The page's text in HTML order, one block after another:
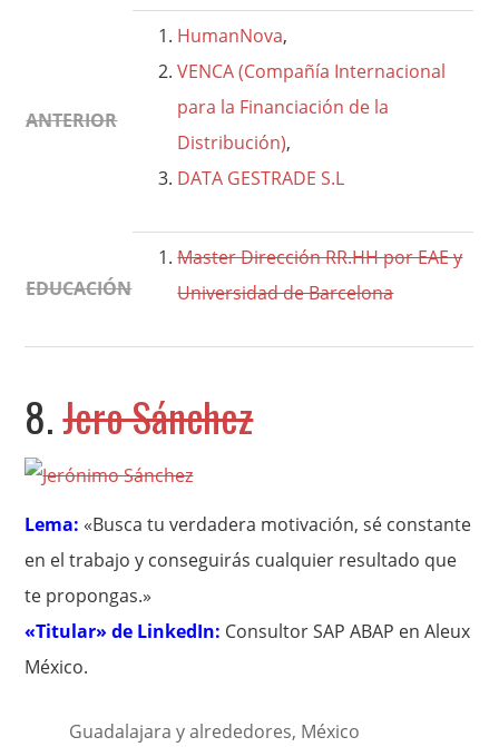
ANTERIOR
HumanNova,
VENCA (Compañía Internacional
para la Financiación de la
Distribución),
DATA GESTRADE S.L
EDUCACIÓN
Master Dirección RR.HH por EAE y
Universidad de Barcelona
8.Jero Sánchez
Lema: «Busca tu verdadera motivación, sé constante
en el trabajo y conseguirás cualquier resultado que
te propongas.»
«Titular» de LinkedIn: Consultor SAP ABAP en Aleux
México.
Guadalajara y alrededores, México